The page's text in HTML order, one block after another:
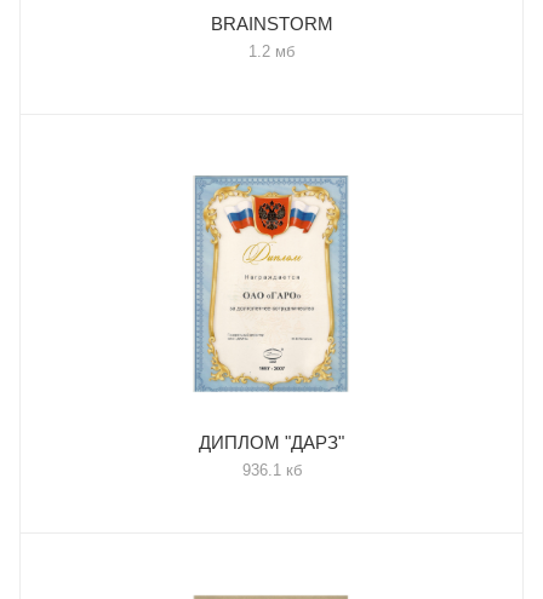
BRAINSTORM
1.2 мб
ДИПЛОМ "ДАРЗ"
936.1 кб